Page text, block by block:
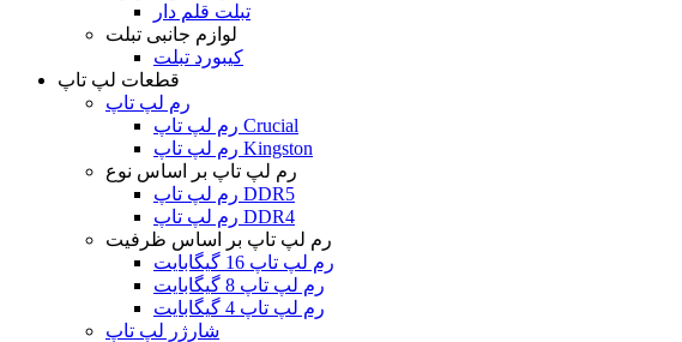
تبلت قلم دار
لوازم جانبی تبلت
کیبورد تبلت
قطعات لپ تاپ
رم لپ تاپ
رم لپ تاپ Crucial
رم لپ تاپ Kingston
رم لپ تاپ بر اساس نوع
رم لپ تاپ DDR5
رم لپ تاپ DDR4
رم لپ تاپ بر اساس ظرفیت
رم لپ تاپ 16 گیگابایت
رم لپ تاپ 8 گیگابایت
رم لپ تاپ 4 گیگابایت
شارژر لپ تاپ